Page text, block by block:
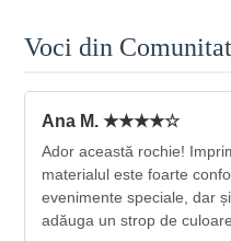
Voci din
Ana M. ★★★★☆
Ador această rochie!
materialul este foarte
evenimente speciale, dar
adăuga un strop de culoare.